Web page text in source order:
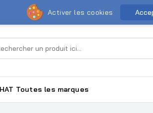
Toutes les marques
Activer les cookies